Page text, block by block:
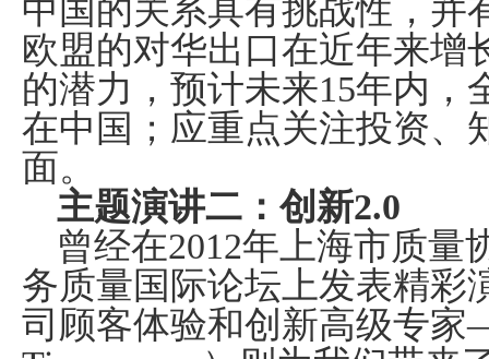
中国的关系具有挑战性，并
欧盟的对华出口在近年来增
的潜力，预计未来15年内，
在中国；应重点关注投资、
面。
主题演讲二：创新2.0
曾经在2012年上海市质量
务质量国际论坛上发表精彩
司顾客体验和创新高级专